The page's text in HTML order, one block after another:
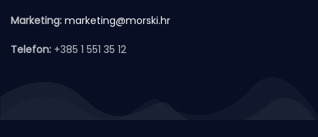
Marketing: marketing@morski.hr
Telefon: +385 1 551 35 12